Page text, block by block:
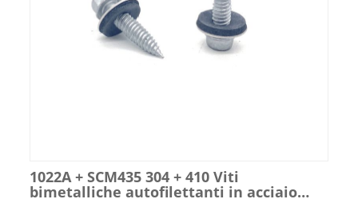
1022A + SCM435 304 + 410 Viti
bimetalliche autofilettanti in acciaio